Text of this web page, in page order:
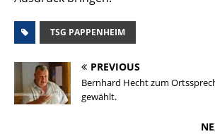
TSG PAPPENHEIM
PREVIOUS
Bernhard Hecht zum
gewählt.